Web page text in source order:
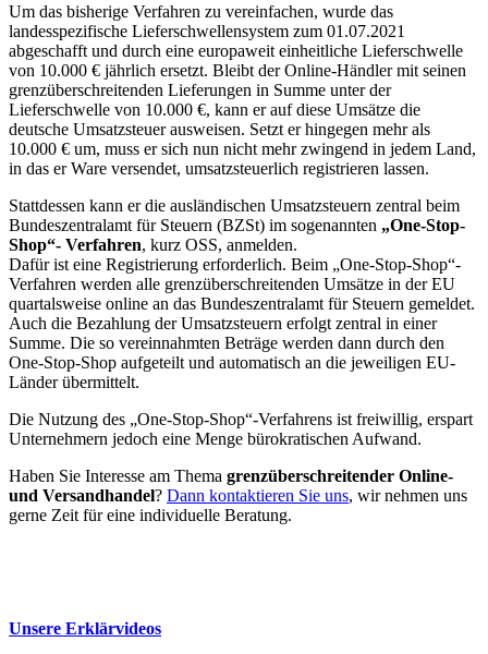
Um das bisherige Verfahren zu vereinfachen, wurde das
landesspezifische Lieferschwellensystem zum 01.07.2021
abgeschafft und durch eine europaweit einheitliche Lieferschwelle
von 10.000 € jährlich ersetzt. Bleibt der Online-Händler mit seinen
grenzüberschreitenden Lieferungen in Summe unter der
Lieferschwelle von 10.000 €, kann er auf diese Umsätze die
deutsche Umsatzsteuer ausweisen. Setzt er hingegen mehr als
10.000 € um, muss er sich nun nicht mehr zwingend in jedem Land,
in das er Ware versendet, umsatzsteuerlich registrieren lassen.
Stattdessen kann er die ausländischen Umsatzsteuern zentral beim
Bundeszentralamt für Steuern (BZSt) im sogenannten „One-Stop-
Shop“- Verfahren, kurz OSS, anmelden.
Dafür ist eine Registrierung erforderlich. Beim „One-Stop-Shop“-
Verfahren werden alle grenzüberschreitenden Umsätze in der EU
quartalsweise online an das Bundeszentralamt für Steuern gemeldet.
Auch die Bezahlung der Umsatzsteuern erfolgt zentral in einer
Summe. Die so vereinnahmten Beträge werden dann durch den
One-Stop-Shop aufgeteilt und automatisch an die jeweiligen EU-
Länder übermittelt.
Die Nutzung des „One-Stop-Shop“-Verfahrens ist freiwillig, erspart
Unternehmern jedoch eine Menge bürokratischen Aufwand.
Haben Sie Interesse am Thema grenzüberschreitender Online-
und Versandhandel? Dann kontaktieren Sie uns, wir nehmen uns
gerne Zeit für eine individuelle Beratung.
Unsere Erklärvideos